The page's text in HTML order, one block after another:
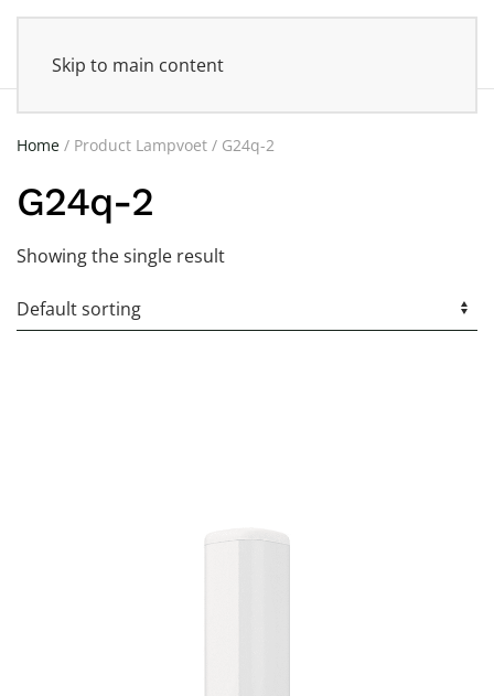
Skip to main content
Home / Product Lampvoet / G24q-2
G24q-2
Showing the single result